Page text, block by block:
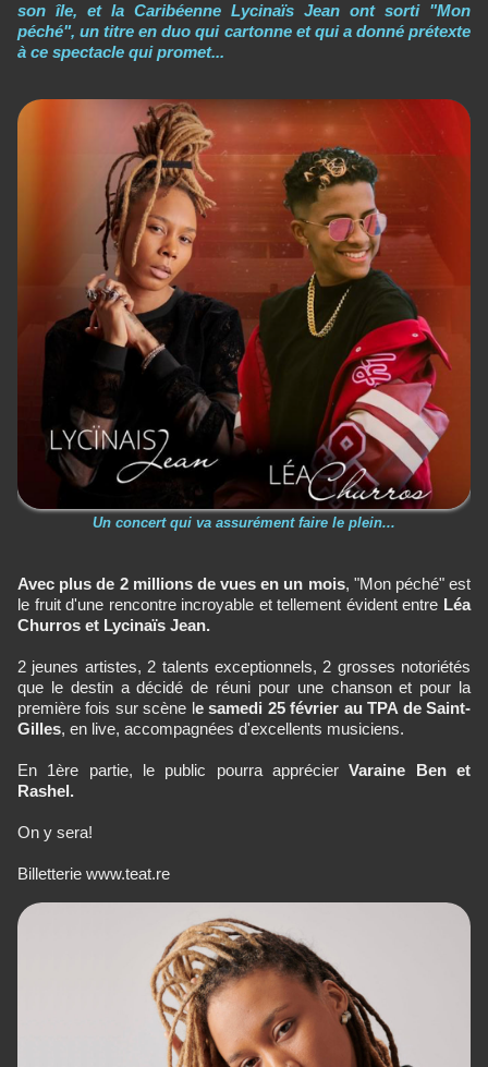
son île, et la Caribéenne Lycinaïs Jean ont sorti "Mon
péché", un titre en duo qui cartonne et qui a donné prétexte
à ce spectacle qui promet...
Un concert qui va assurément faire le plein...
Avec plus de 2 millions de vues en un mois, "Mon péché" est
le fruit d'une rencontre incroyable et tellement évident entre Léa
Churros et Lycinaïs Jean.
2 jeunes artistes, 2 talents exceptionnels, 2 grosses notoriétés
que le destin a décidé de réuni pour une chanson et pour la
première fois sur scène le samedi 25 février au TPA de Saint-
Gilles, en live, accompagnées d'excellents musiciens.
En 1ère partie, le public pourra apprécierVaraine Ben et
Rashel.
On y sera!
Billetterie www.teat.re